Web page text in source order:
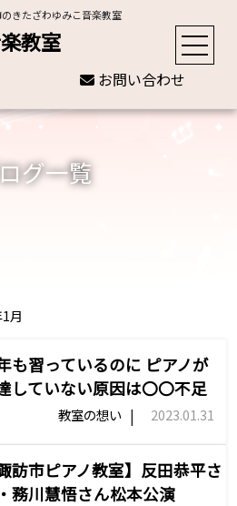
きたざわゆみこ音楽教室
教室
お問い合わせ
グ一覧
月
も習っているのに ピアノが
していない原因は〇〇不足
教室の想い | 2023.01.31
諏訪市ピアノ教室】反田恭平さ
務川慧悟さん松本公演